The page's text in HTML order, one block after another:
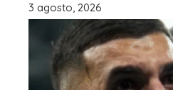
3 agosto, 2026